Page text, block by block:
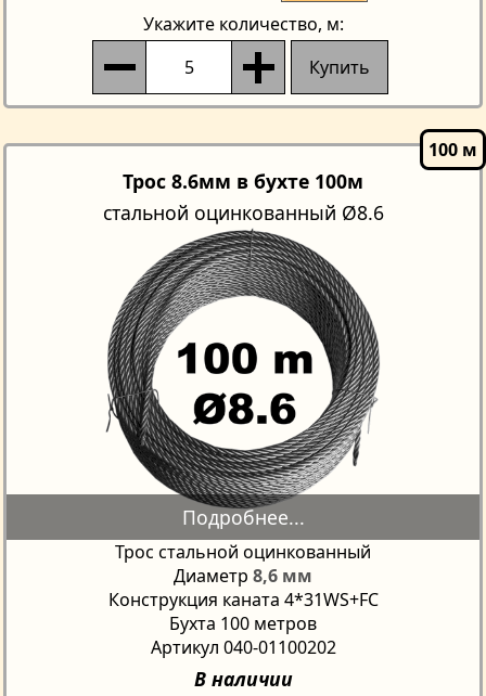
Укажите количество, м:
Купить
Трос 8.6мм в бухте 100м
стальной оцинкованный Ø8.6
Трос стальной оцинкованный
Диаметр 8,6 мм
Конструкция каната 4*31WS+FC
Бухта 100 метров
Артикул 040-01100202
В наличии